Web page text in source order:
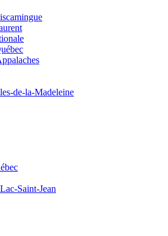
de-la-Madeleine
Saint-Jean